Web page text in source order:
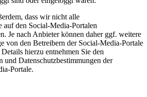
dass wir nicht alle
auf den Social-Media-Portalen
Je nach Anbieter können daher ggf. weitere
von den Betreibern der Social-Media-Portale
hierzu entnehmen Sie den
und Datenschutzbestimmungen der
Portale.